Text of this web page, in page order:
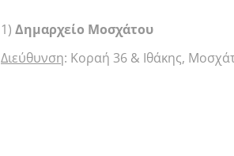
1) Δημαρχείο Μοσχάτου
Διεύθυνση: Κοραή 36 & Ιθάκης,